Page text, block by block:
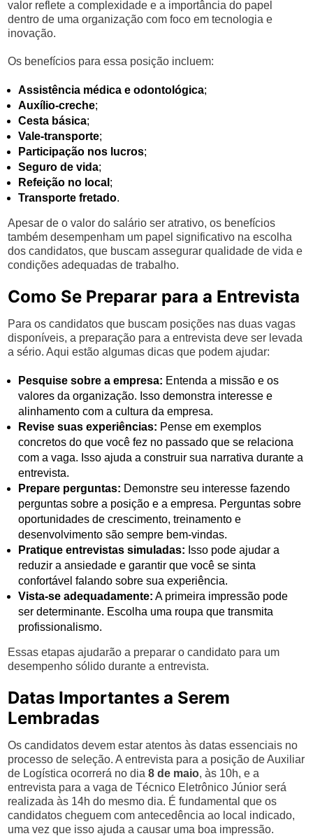
valor reflete a complexidade e a importância do papel
dentro de uma organização com foco em tecnologia e
inovação.
Os benefícios para essa posição incluem:
Assistência médica e odontológica;
Auxílio-creche;
Cesta básica;
Vale-transporte;
Participação nos lucros;
Seguro de vida;
Refeição no local ;
Transporte fretado.
Apesar de o valor do salário ser atrativo, os benefícios
também desempenham um papel significativo na escolha
dos candidatos, que buscam assegurar qualidade de vida e
condições adequadas de trabalho.
Como Se Preparar para a Entrevista
Para os candidatos que buscam posições nas duas vagas
disponíveis, a preparação para a entrevista deve ser levada
a sério. Aqui estão algumas dicas que podem ajudar:
Pesquise sobre a empresa: Entenda a missão e os
valores da organização. Isso demonstra interesse e
alinhamento com a cultura da empresa.
Revise suas experiências: Pense em exemplos
concretos do que você fez no passado que se relaciona
com a vaga. Isso ajuda a construir sua narrativa durante a
entrevista.
Prepare perguntas: Demonstre seu interesse fazendo
perguntas sobre a posição e a empresa. Perguntas sobre
oportunidades de crescimento, treinamento e
desenvolvimento são sempre bem-vindas.
Pratique entrevistas simuladas: Isso pode ajudar a
reduzir a ansiedade e garantir que você se sinta
confortável falando sobre sua experiência.
Vista-se adequadamente: A primeira impressão pode
ser determinante. Escolha uma roupa que transmita
profissionalismo.
Essas etapas ajudarão a preparar o candidato para um
desempenho sólido durante a entrevista.
Datas Importantes a Serem
Lembradas
Os candidatos devem estar atentos às datas essenciais no
processo de seleção. A entrevista para a posição de Auxiliar
de Logística ocorrerá no dia8 de maio, às 10h, e a
entrevista para a vaga de Técnico Eletrônico Júnior será
realizada às 14h do mesmo dia. É fundamental que os
candidatos cheguem com antecedência ao local indicado,
uma vez que isso ajuda a causar uma boa impressão.